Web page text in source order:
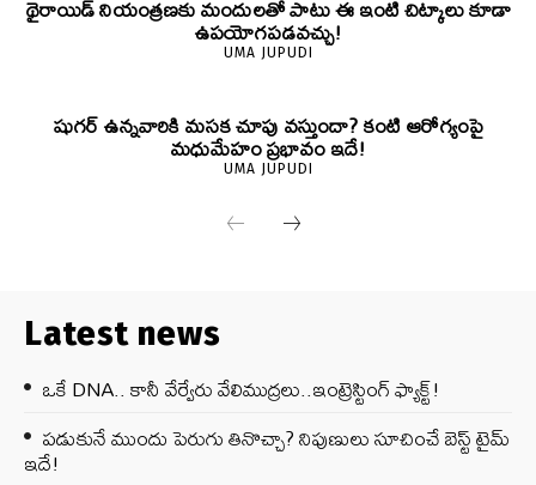
థైరాయిడ్ నియంత్రణకు మందులతో పాటు ఈ ఇంటి చిట్కాలు కూడా
ఉపయోగపడవచ్చు!
UMA JUPUDI
షుగర్ ఉన్నవారికి మసక చూపు వస్తుందా? కంటి ఆరోగ్యంపై
మధుమేహం ప్రభావం ఇదే!
UMA JUPUDI
Latest news
ఒకే DNA.. కానీ వేర్వేరు వేలిముద్రలు..ఇంట్రెస్టింగ్ ఫ్యాక్ట్!
పడుకునే ముందు పెరుగు తినొచ్చా? నిపుణులు సూచించే బెస్ట్ టైమ్
ఇదే!